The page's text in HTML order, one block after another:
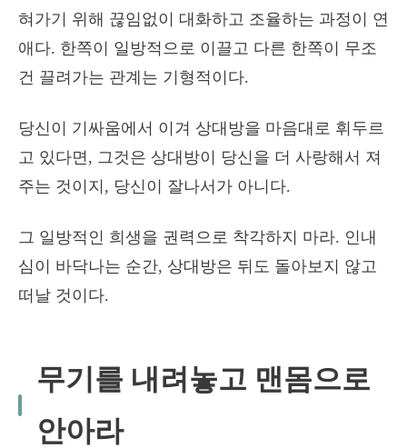
혀가기 위해 끊임없이 대화하고 조율하는 과정이 연
애다. 한쪽이 일방적으로 이끌고 다른 한쪽이 무조
건 끌려가는 관계는 기형적이다.
당신이 기싸움에서 이겨 상대방을 마음대로 휘두르
고 있다면, 그것은 상대방이 당신을 더 사랑해서 져
주는 것이지, 당신이 잘나서가 아니다.
그 일방적인 희생을 권력으로 착각하지 마라. 인내
심이 바닥나는 순간, 상대방은 뒤도 돌아보지 않고
떠날 것이다.
무기를 내려놓고 맨몸으로
안아라